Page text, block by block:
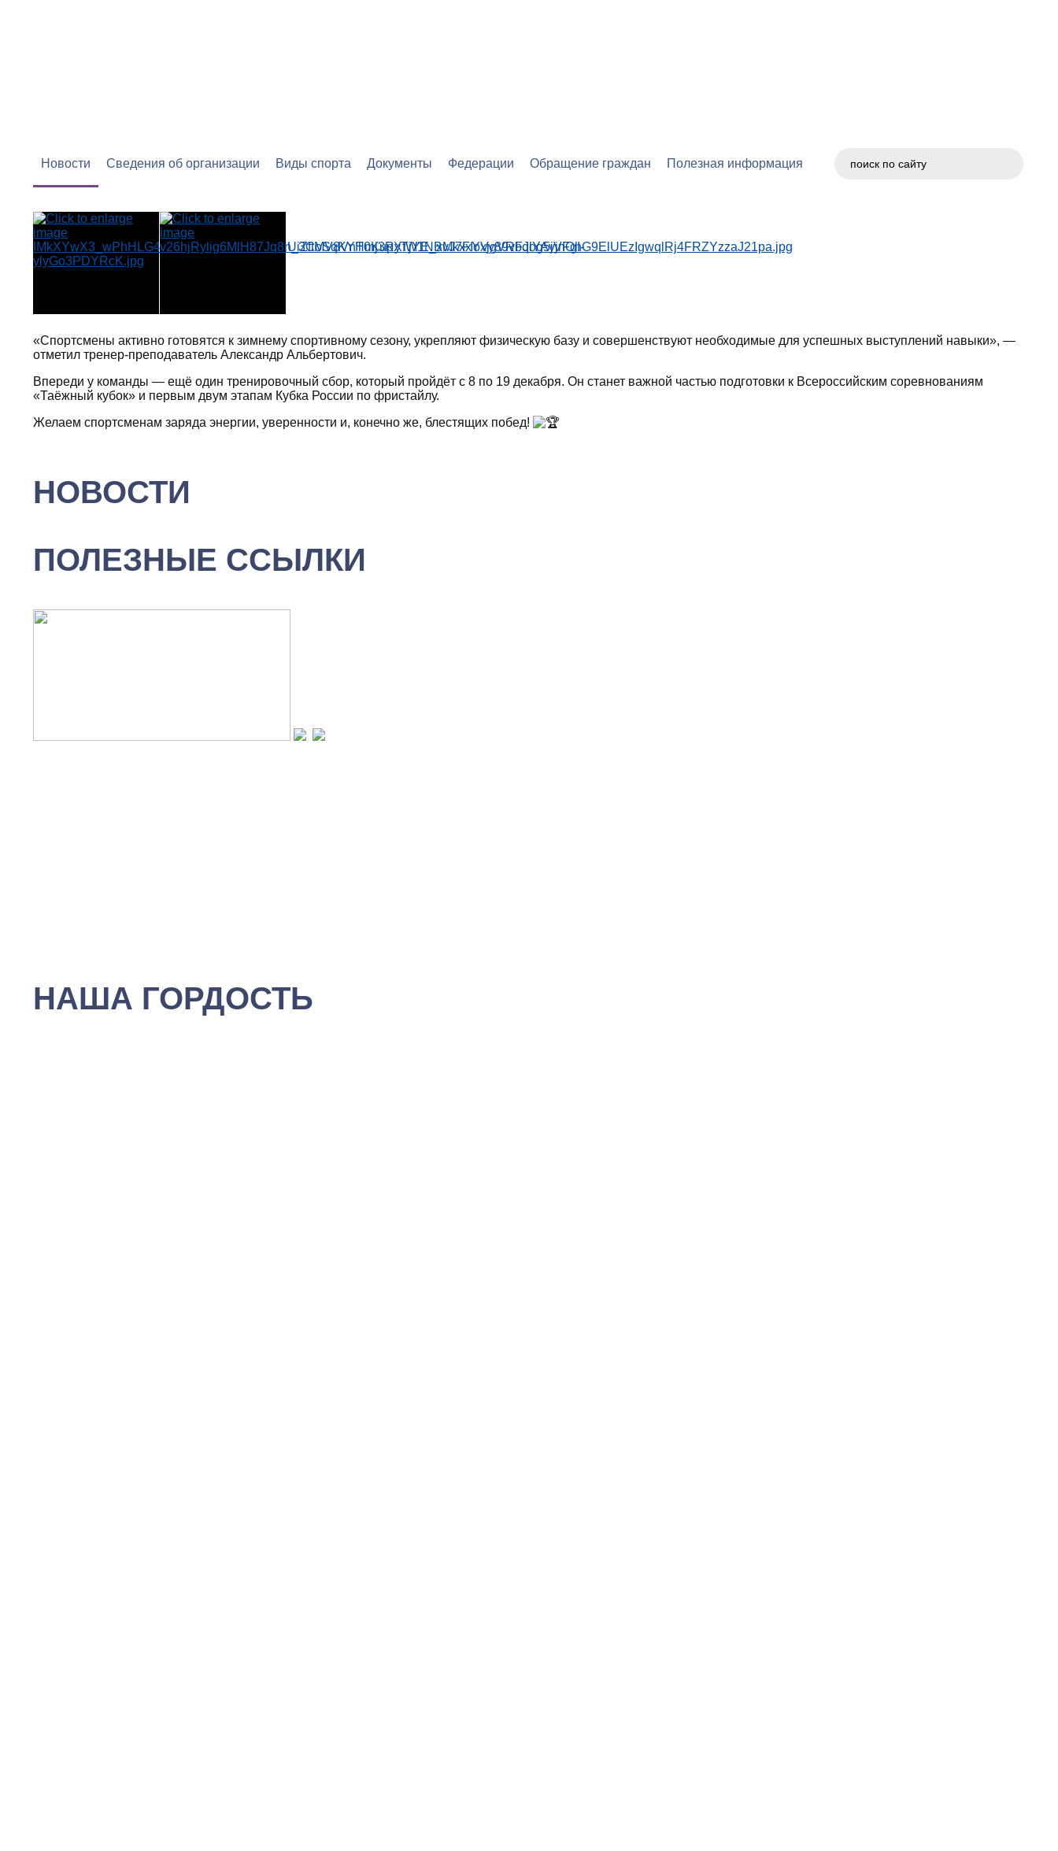
Новости Сведения об организации Виды спорта Документы Федерации Обращение граждан Полезная информация
«Спортсмены активно готовятся к зимнему спортивному сезону, укрепляют физическую базу и совершенствуют необходимые для успешных выступлений навыки», —
отметил тренер-преподаватель Александр Альбертович.
Впереди у команды — ещё один тренировочный сбор, который пройдёт с 8 по 19 декабря. Он станет важной частью подготовки к Всероссийским соревнованиям
«Таёжный кубок» и первым двум этапам Кубка России по фристайлу.
Желаем спортсменам заряда энергии, уверенности и, конечно же, блестящих побед!
НОВОСТИ
ПОЛЕЗНЫЕ ССЫЛКИ
НАША ГОРДОСТЬ